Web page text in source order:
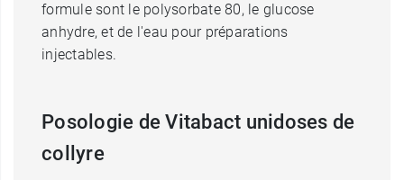
formule sont le polysorbate 80, le glucose
anhydre, et de l'eau pour préparations
injectables.
Posologie de Vitabact unidoses de
collyre